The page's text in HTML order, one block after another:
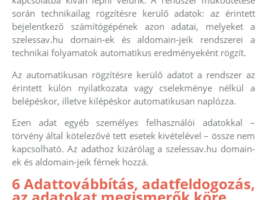
során technikailag rögzítésre kerülő adatok: az érintett
bejelentkező számítógépének azon adatai, melyeket a
szelessav.hu domain-ek és aldomain-jeik rendszerei a
technikai folyamatok automatikus eredményeként rögzít.
Az automatikusan rögzítésre kerülő adatot a rendszer az
érintett külön nyilatkozata vagy cselekménye nélkül a
belépéskor, illetve kilépéskor automatikusan naplózza.
Ezen adat egyéb személyes felhasználói adatokkal –
törvény által kötelezővé tett esetek kivételével – össze nem
kapcsolható. Az adathoz kizárólag a szelessav.hu domain-
ek és aldomain-jeik férnek hozzá.
6 Adattovábbítás, adatfeldogozás,